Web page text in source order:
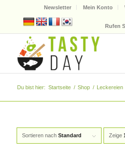
Newsletter Mein Konto
Rufen
Du bist hier: Startseite / Shop / Leckereien
Sortieren nach Standard Zeige